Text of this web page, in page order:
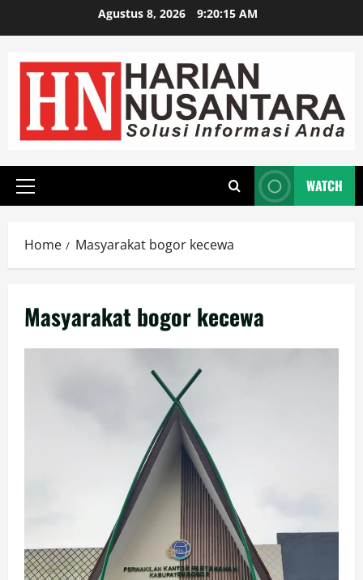
Agustus 8, 2026 9:20:15 AM
WATCH
Home Masyarakat bogor kecewa
Masyarakat bogor kecewa